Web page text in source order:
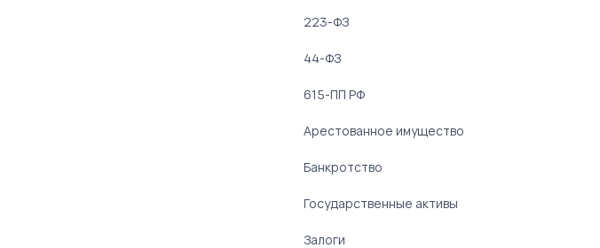
223-ФЗ
44-ФЗ
615-ПП РФ
Арестованное имущество
Банкротство
Государственные активы
Залоги